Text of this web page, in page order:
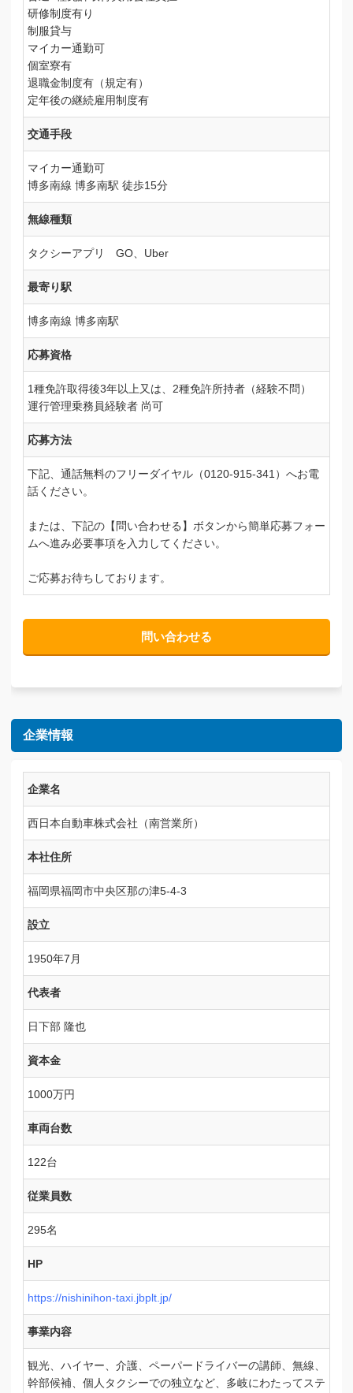
研修制度有り
制服貸与
マイカー通勤可
個室寮有
退職金制度有（規定有）
定年後の継続雇用制度有
交通手段
マイカー通勤可
博多南線 博多南駅 徒歩15分
無線種類
タクシーアプリ GO、Uber
最寄り駅
博多南線 博多南駅
応募資格
1種免許取得後3年以上又は、2種免許所持者（経験不問）
運行管理乗務員経験者 尚可
応募方法
下記、通話無料のフリーダイヤル（0120-915-341）へお電
話ください。
または、下記の【問い合わせる】ボタンから簡単応募フォー
ムへ進み必要事項を入力してください。
ご応募お待ちしております。
問い合わせる
企業情報
企業名
西日本自動車株式会社（南営業所）
本社住所
福岡県福岡市中央区那の津5-4-3
設立
1950年7月
代表者
日下部 隆也
資本金
1000万円
車両台数
122台
従業員数
295名
HP
https://nishinihon-taxi.jbplt.jp/
事業内容
観光、ハイヤー、介護、ペーパードライバーの講師、無線、
幹部候補、個人タクシーでの独立など、多岐にわたってステ